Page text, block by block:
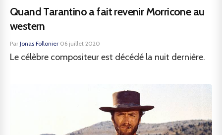
Quand Tarantino a fait revenir Morricone au
western
Par Jonas Follonier·06 juillet 2020
Le célèbre compositeur est décédé la nuit dernière.